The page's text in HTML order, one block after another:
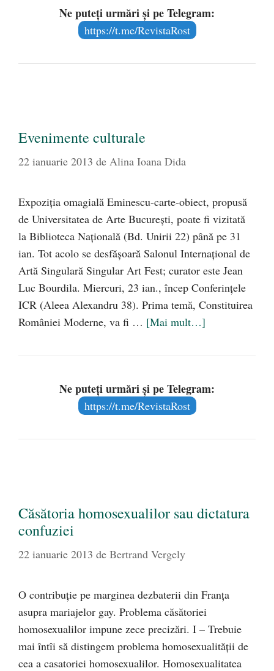
Ne puteți urmări și pe Telegram:
https://t.me/RevistaRost
Evenimente culturale
22 ianuarie 2013 de Alina Ioana Dida
Expoziţia omagială Eminescu-carte-obiect, propusă
de Universitatea de Arte Bucureşti, poate fi vizitată
la Biblioteca Naţională (Bd. Unirii 22) până pe 31
ian. Tot acolo se desfăşoară Salonul Internaţional de
Artă Singulară Singular Art Fest; curator este Jean
Luc Bourdila. Miercuri, 23 ian., încep Conferinţele
ICR (Aleea Alexandru 38). Prima temă, Constituirea
României Moderne, va fi … [Mai mult…]
Ne puteți urmări și pe Telegram:
https://t.me/RevistaRost
Căsătoria homosexualilor sau dictatura
confuziei
22 ianuarie 2013 de Bertrand Vergely
O contribuţie pe marginea dezbaterii din Franţa
asupra mariajelor gay. Problema căsătoriei
homosexualilor impune zece precizări. I – Trebuie
mai întîi să distingem problema homosexualităţii de
cea a casatoriei homosexualilor. Homosexualitatea